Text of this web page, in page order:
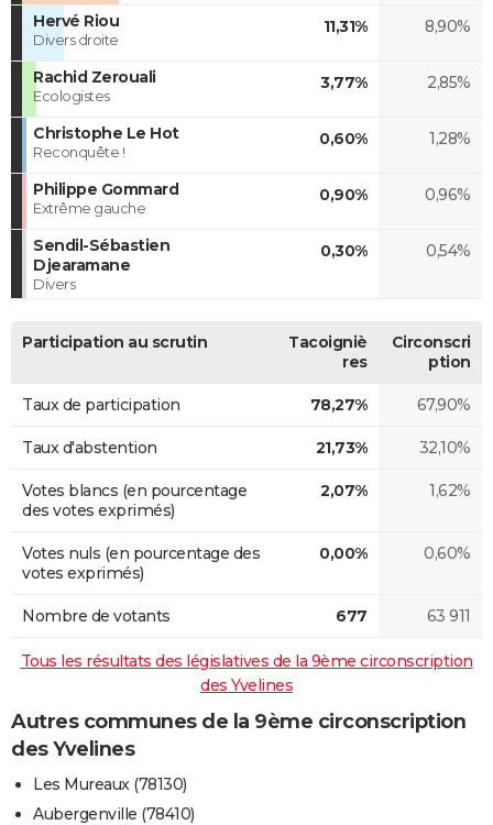
Hervé Riou
Divers droite
11,31% 8,90%
Rachid Zerouali
Ecologistes
3,77% 2,85%
Christophe Le Hot
Reconquête !
0,60% 1,28%
Philippe Gommard
Extrême gauche
0,90% 0,96%
Sendil-Sébastien
Djearamane
Divers
0,30% 0,54%
Participation au scrutin
Tacoigniè
res
Circonscri
ption
Taux de participation 78,27% 67,90%
Taux d'abstention 21,73% 32,10%
Votes blancs (en pourcentage
des votes exprimés)
2,07% 1,62%
Votes nuls (en pourcentage des
votes exprimés)
0,00% 0,60%
Nombre de votants 677 63 911
Tous les résultats des législatives de la 9ème circonscription
des Yvelines
Autres communes de la 9ème circonscription
des Yvelines
Les Mureaux (78130)
Aubergenville (78410)